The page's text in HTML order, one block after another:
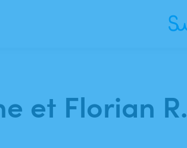
et Florian R.